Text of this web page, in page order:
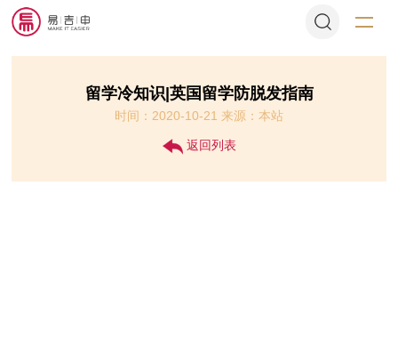
留学冷知识|英国留学防脱发指南
时间：2020-10-21 来源：本站
返回列表